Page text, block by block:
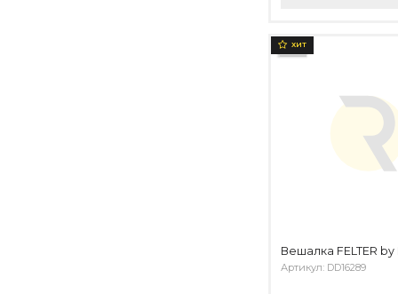
ХИТ
Вешалка FELTER
Артикул: DD16289